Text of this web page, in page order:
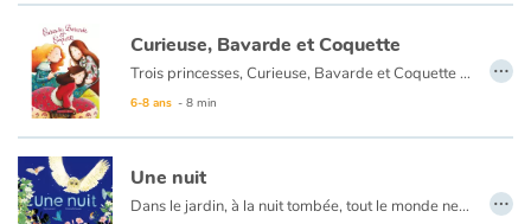
Formats et illustrations
Catalogue anglais
Contraste +
Curieuse, Bavarde et Coquette
Trois princesses, Curieuse, Bavarde et Coquette désespèrent leur père. Le roi aurait préféré des fils, capables de lui succéder ! Malgré cela, les trois princesses aiment profondément ce père bougon. Une profonde tendresse les unit. Un jour, la guerre éclate. Chaque princesse essaie de proposer des solutions mais leur père ne les écoute pas. Vaincu par son ennemi, le roi est fait prisonnier. L'occasion enfin pour nos trois soeurs de prouver leur véritable valeur et leurs qualités.
6-8 ans - 8 min
…
Une nuit
Dans le jardin, à la nuit tombée, tout le monde ne s'endort pas, loin de là ! Si on prête attention, on peut observer un drôle de chassé-croisé : les animaux de jour rejoignent leurs abris… place à la vie nocturne ! …